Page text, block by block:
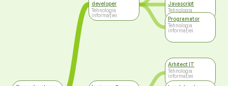
developer
Tehnologia
informației
Javascript
Tehnologia
informației
Programator
Tehnologia
informației
Arhitect IT
Tehnologia
informației